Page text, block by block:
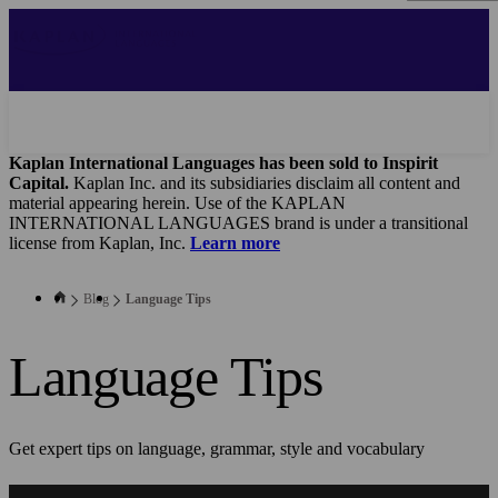
Kaplan International Languages has been sold to Inspirit
Capital. Kaplan Inc. and its subsidiaries disclaim all content and
material appearing herein. Use of the KAPLAN
INTERNATIONAL LANGUAGES brand is under a transitional
license from Kaplan, Inc. Learn more
Blog Language Tips
Language Tips
Get expert tips on language, grammar, style and vocabulary